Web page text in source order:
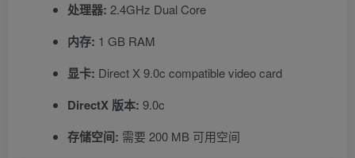
处理器: 2.4GHz Dual Core
内存: 1 GB RAM
显卡: Direct X 9.0c compatible video card
DirectX 版本: 9.0c
存储空间: 需要 200 MB 可用空间